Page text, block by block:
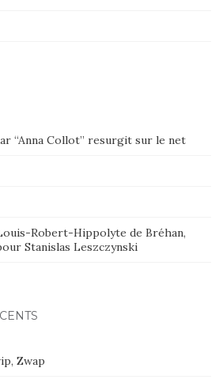
“Anna Collot” resurgit sur le net
Robert-Hippolyte de Bréhan,
Stanislas Leszczynski
Zwap